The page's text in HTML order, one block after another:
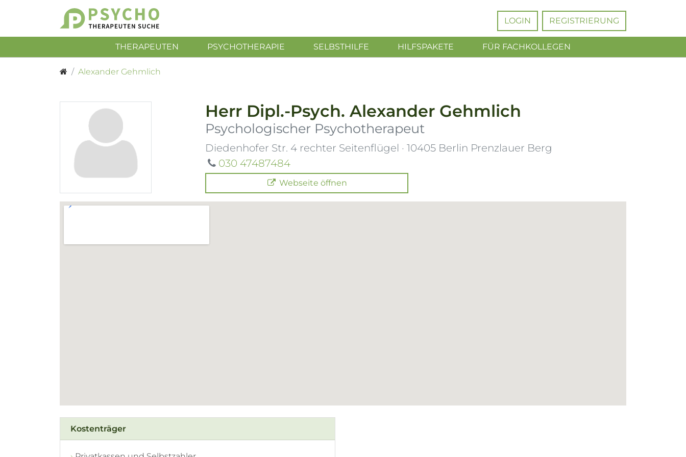
LOGIN REGISTRIERUNG
THERAPEUTEN PSYCHOTHERAPIE SELBSTHILFE HILFSPAKETE FÜR FACHKOLLEGEN
Alexander Gehmlich
Herr Dipl.-Psych. Alexander Gehmlich
Psychologischer Psychotherapeut
Diedenhofer Str. 4 rechter Seitenflügel · 10405 Berlin Prenzlauer Berg
030 47487484
Webseite öffnen
Kostenträger